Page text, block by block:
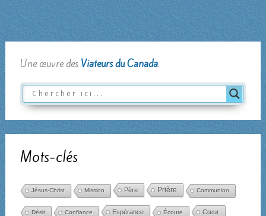
Une œuvre des Viateurs du Canada.
Mots-clés
Jésus-Christ Mission Père Prière Communion
Désir Confiance Espérance Écoute Cœur